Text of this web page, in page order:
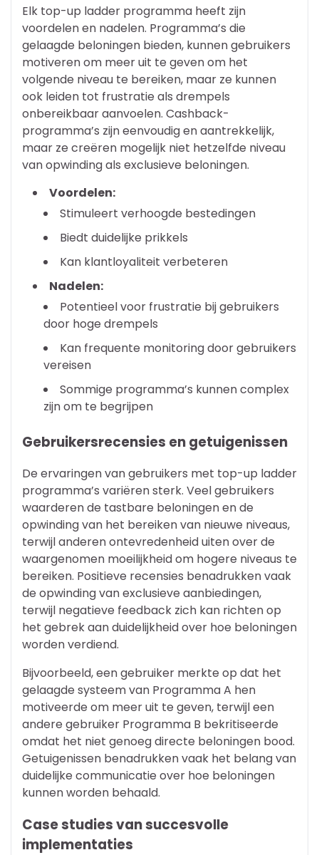
Elk top-up ladder programma heeft zijn
voordelen en nadelen. Programma’s die
gelaagde beloningen bieden, kunnen gebruikers
motiveren om meer uit te geven om het
volgende niveau te bereiken, maar ze kunnen
ook leiden tot frustratie als drempels
onbereikbaar aanvoelen. Cashback-
programma’s zijn eenvoudig en aantrekkelijk,
maar ze creëren mogelijk niet hetzelfde niveau
van opwinding als exclusieve beloningen.
Voordelen:
Stimuleert verhoogde bestedingen
Biedt duidelijke prikkels
Kan klantloyaliteit verbeteren
Nadelen:
Potentieel voor frustratie bij gebruikers
door hoge drempels
Kan frequente monitoring door gebruikers
vereisen
Sommige programma’s kunnen complex
zijn om te begrijpen
Gebruikersrecensies en getuigenissen
De ervaringen van gebruikers met top-up ladder
programma’s variëren sterk. Veel gebruikers
waarderen de tastbare beloningen en de
opwinding van het bereiken van nieuwe niveaus,
terwijl anderen ontevredenheid uiten over de
waargenomen moeilijkheid om hogere niveaus te
bereiken. Positieve recensies benadrukken vaak
de opwinding van exclusieve aanbiedingen,
terwijl negatieve feedback zich kan richten op
het gebrek aan duidelijkheid over hoe beloningen
worden verdiend.
Bijvoorbeeld, een gebruiker merkte op dat het
gelaagde systeem van Programma A hen
motiveerde om meer uit te geven, terwijl een
andere gebruiker Programma B bekritiseerde
omdat het niet genoeg directe beloningen bood.
Getuigenissen benadrukken vaak het belang van
duidelijke communicatie over hoe beloningen
kunnen worden behaald.
Case studies van succesvolle
implementaties